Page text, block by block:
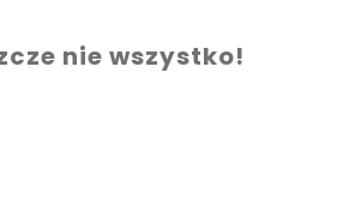
nie wszystko!